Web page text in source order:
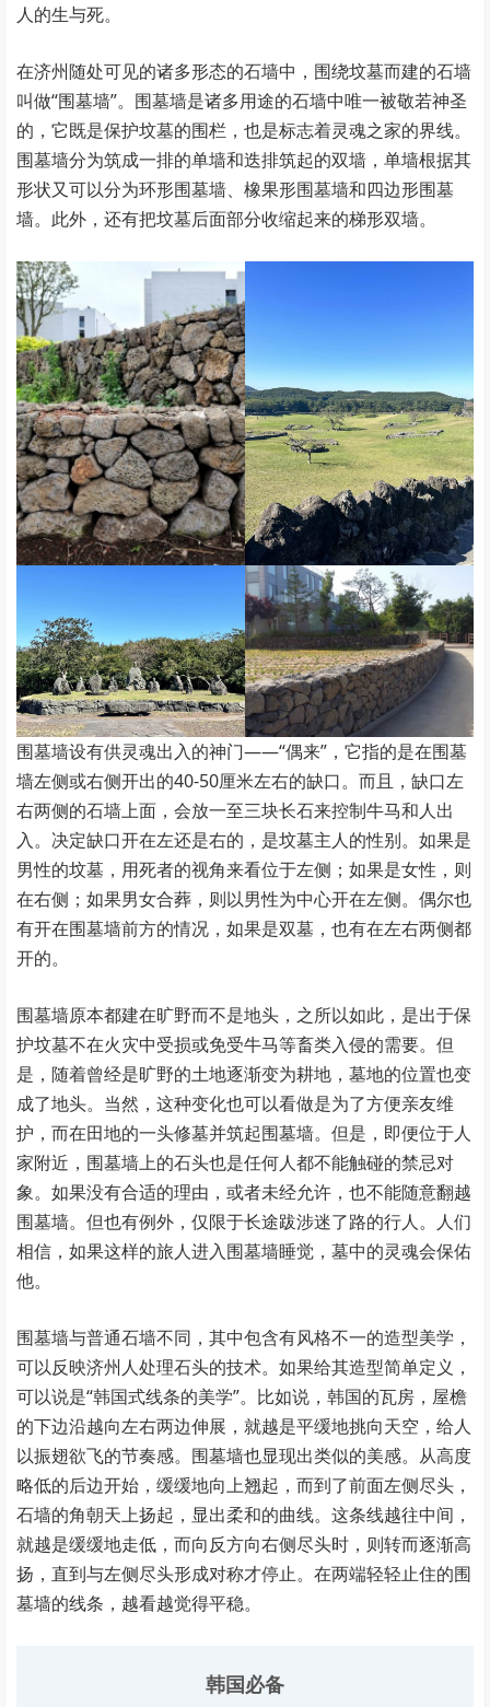
人的生与死。
在济州随处可见的诸多形态的石墙中，围绕坟墓而建的石墙
叫做“围墓墙”。围墓墙是诸多用途的石墙中唯一被敬若神圣
的，它既是保护坟墓的围栏，也是标志着灵魂之家的界线。
围墓墙分为筑成一排的单墙和迭排筑起的双墙，单墙根据其
形状又可以分为环形围墓墙、橡果形围墓墙和四边形围墓
墙。此外，还有把坟墓后面部分收缩起来的梯形双墙。
围墓墙设有供灵魂出入的神门——“偶来”，它指的是在围墓
墙左侧或右侧开出的40-50厘米左右的缺口。而且，缺口左
右两侧的石墙上面，会放一至三块长石来控制牛马和人出
入。决定缺口开在左还是右的，是坟墓主人的性别。如果是
男性的坟墓，用死者的视角来看位于左侧；如果是女性，则
在右侧；如果男女合葬，则以男性为中心开在左侧。偶尔也
有开在围墓墙前方的情况，如果是双墓，也有在左右两侧都
开的。
围墓墙原本都建在旷野而不是地头，之所以如此，是出于保
护坟墓不在火灾中受损或免受牛马等畜类入侵的需要。但
是，随着曾经是旷野的土地逐渐变为耕地，墓地的位置也变
成了地头。当然，这种变化也可以看做是为了方便亲友维
护，而在田地的一头修墓并筑起围墓墙。但是，即便位于人
家附近，围墓墙上的石头也是任何人都不能触碰的禁忌对
象。如果没有合适的理由，或者未经允许，也不能随意翻越
围墓墙。但也有例外，仅限于长途跋涉迷了路的行人。人们
相信，如果这样的旅人进入围墓墙睡觉，墓中的灵魂会保佑
他。
围墓墙与普通石墙不同，其中包含有风格不一的造型美学，
可以反映济州人处理石头的技术。如果给其造型简单定义，
可以说是“韩国式线条的美学”。比如说，韩国的瓦房，屋檐
的下边沿越向左右两边伸展，就越是平缓地挑向天空，给人
以振翅欲飞的节奏感。围墓墙也显现出类似的美感。从高度
略低的后边开始，缓缓地向上翘起，而到了前面左侧尽头，
石墙的角朝天上扬起，显出柔和的曲线。这条线越往中间，
就越是缓缓地走低，而向反方向右侧尽头时，则转而逐渐高
扬，直到与左侧尽头形成对称才停止。在两端轻轻止住的围
墓墙的线条，越看越觉得平稳。
韩国必备